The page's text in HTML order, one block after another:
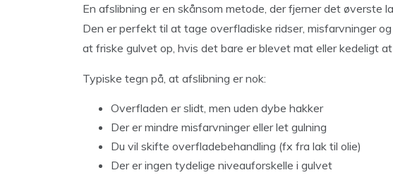
En afslibning er en skånsom metode, der fjerner det øverste
Den er perfekt til at tage overfladiske ridser, misfarvninger
at friske gulvet op, hvis det bare er blevet mat eller kedeligt at
Typiske tegn på, at afslibning er nok:
Overfladen er slidt, men uden dybe hakker
Der er mindre misfarvninger eller let gulning
Du vil skifte overfladebehandling (fx fra lak til olie)
Der er ingen tydelige niveauforskelle i gulvet